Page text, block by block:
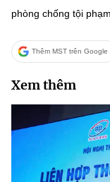
phòng chống tội
Thêm MST trên Google
Xem thêm